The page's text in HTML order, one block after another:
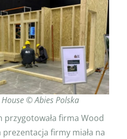
© Abies Polska
firma Wood
firmy miała na